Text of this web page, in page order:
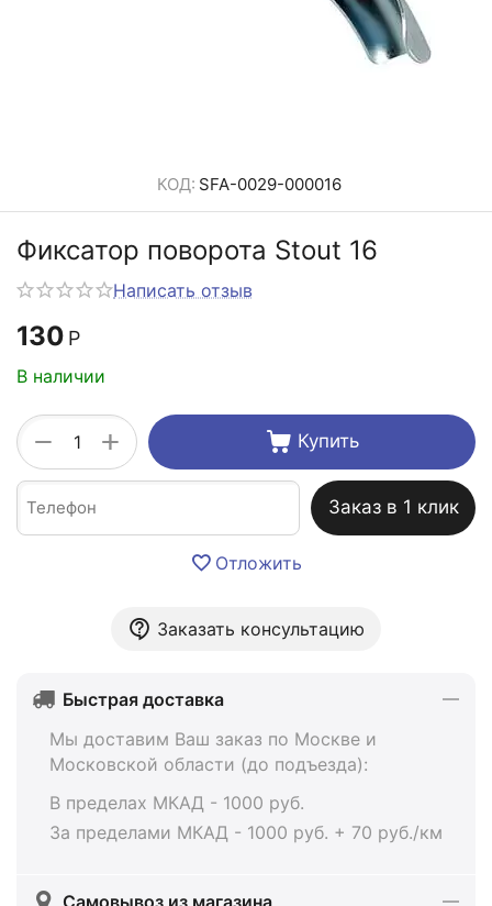
КОД: SFA-0029-000016
Фиксатор поворота Stout 16
Написать отзыв
130 Р
В наличии
+
− Купить
Заказ в 1 клик
Отложить
Заказать консультацию
Быстрая доставка
Мы доставим Ваш заказ по Москве и
Московской области (до подъезда):
В пределах МКАД - 1000 руб.
За пределами МКАД - 1000 руб. + 70 руб./км
Самовывоз из магазина